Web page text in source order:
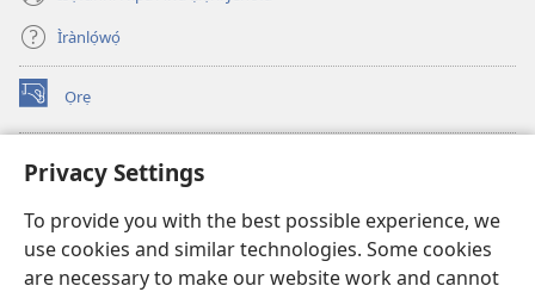
Privacy Settings
To provide you with the best possible experience, we
use cookies and similar technologies. Some cookies
are necessary to make our website work and cannot
Ìrànlọ́wọ́
Ọrẹ
(opens
new
ÀKÁ ÌWÉ ORÍ ÍŃTÁNẸ́Ẹ̀TÌ TI Watchtower™
(opens
window)JW Hub
(opens
new
window)JW Library